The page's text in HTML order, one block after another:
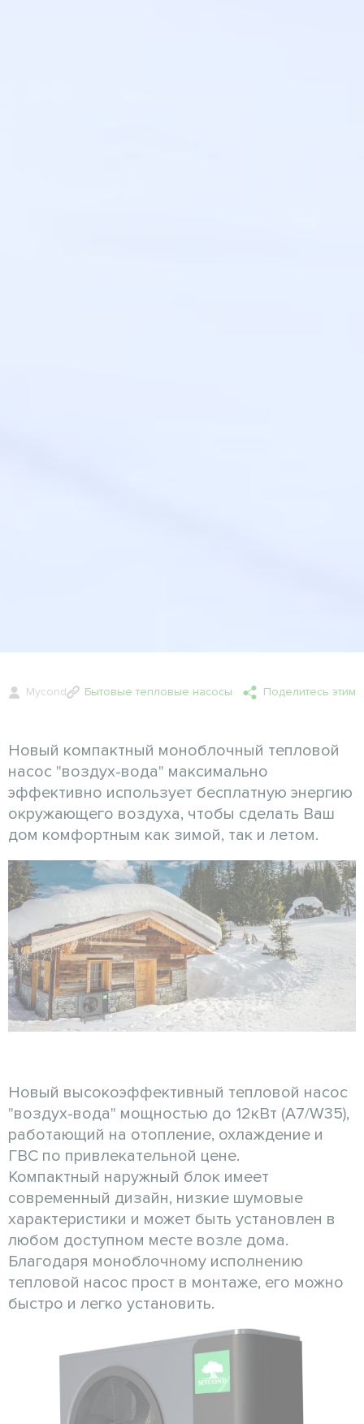
Mycond Бытовые тепловые насосы Поделитесь этим
Новый компактный моноблочный тепловой
насос "воздух-вода" максимально
эффективно использует бесплатную энергию
окружающего воздуха, чтобы сделать Ваш
дом комфортным как зимой, так и летом.
Новый высокоэффективный тепловой насос
"воздух-вода" мощностью до 12кВт (А7/W35),
работающий на отопление, охлаждение и
ГВС по привлекательной цене.
Компактный наружный блок имеет
современный дизайн, низкие шумовые
характеристики и может быть установлен в
любом доступном месте возле дома.
Благодаря моноблочному исполнению
тепловой насос прост в монтаже, его можно
быстро и легко установить.